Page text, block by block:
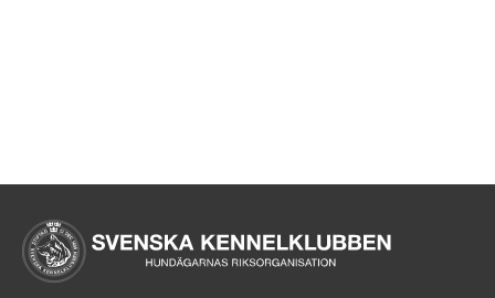
Sidinformation och
Köpa hund startsida